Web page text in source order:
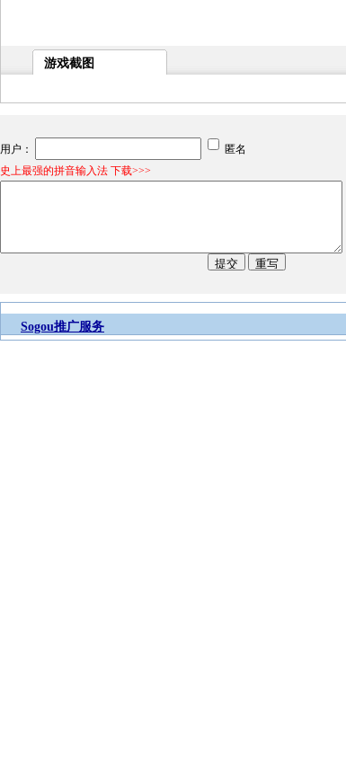
游戏截图
用户：
匿名
史上最强的拼音输入法 下载>>>
Sogou推广服务